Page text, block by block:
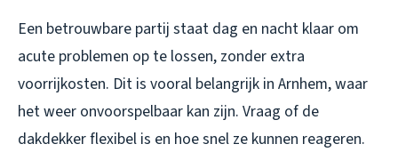
Een betrouwbare partij staat dag en nacht klaar om
acute problemen op te lossen, zonder extra
voorrijkosten. Dit is vooral belangrijk in Arnhem, waar
het weer onvoorspelbaar kan zijn. Vraag of de
dakdekker flexibel is en hoe snel ze kunnen reageren.